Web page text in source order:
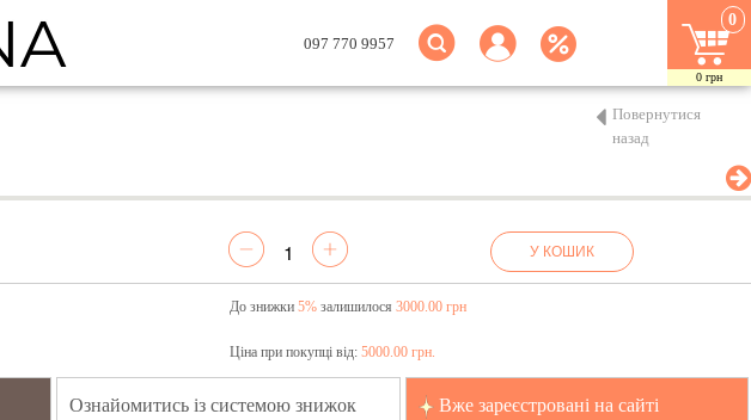
097 770 9957
0
0 грн
Повернутися
назад
У КОШИК
До знижки 5%залишилося 3000.00 грн
Ціна при покупці від: 5000.00 грн.
Ознайомитись із системою знижок
Вже зареєстровані на сайті